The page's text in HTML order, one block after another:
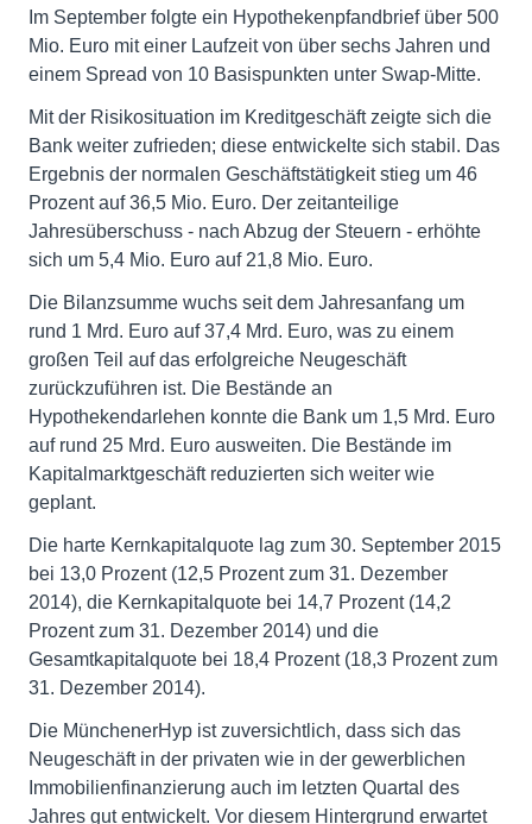
Im September folgte ein Hypothekenpfandbrief über 500
Mio. Euro mit einer Laufzeit von über sechs Jahren und
einem Spread von 10 Basispunkten unter Swap-Mitte.
Mit der Risikosituation im Kreditgeschäft zeigte sich die
Bank weiter zufrieden; diese entwickelte sich stabil. Das
Ergebnis der normalen Geschäftstätigkeit stieg um 46
Prozent auf 36,5 Mio. Euro. Der zeitanteilige
Jahresüberschuss - nach Abzug der Steuern - erhöhte
sich um 5,4 Mio. Euro auf 21,8 Mio. Euro.
Die Bilanzsumme wuchs seit dem Jahresanfang um
rund 1 Mrd. Euro auf 37,4 Mrd. Euro, was zu einem
großen Teil auf das erfolgreiche Neugeschäft
zurückzuführen ist. Die Bestände an
Hypothekendarlehen konnte die Bank um 1,5 Mrd. Euro
auf rund 25 Mrd. Euro ausweiten. Die Bestände im
Kapitalmarktgeschäft reduzierten sich weiter wie
geplant.
Die harte Kernkapitalquote lag zum 30. September 2015
bei 13,0 Prozent (12,5 Prozent zum 31. Dezember
2014), die Kernkapitalquote bei 14,7 Prozent (14,2
Prozent zum 31. Dezember 2014) und die
Gesamtkapitalquote bei 18,4 Prozent (18,3 Prozent zum
31. Dezember 2014).
Die MünchenerHyp ist zuversichtlich, dass sich das
Neugeschäft in der privaten wie in der gewerblichen
Immobilienfinanzierung auch im letzten Quartal des
Jahres gut entwickelt. Vor diesem Hintergrund erwartet